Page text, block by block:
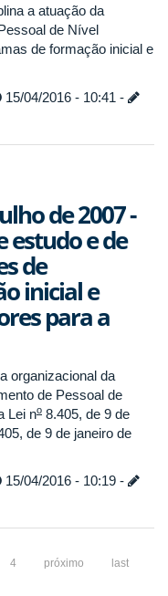
a atuação da
de Nível
de formação inicial e
15/04/2016 - 10:41 -
de 2007 -
estudo e de
de
inicial e
para a
organizacional da
de Pessoal de
Lei no 8.405, de 9 de
de 9 de janeiro de
15/04/2016 - 10:19 -
4 próximo last